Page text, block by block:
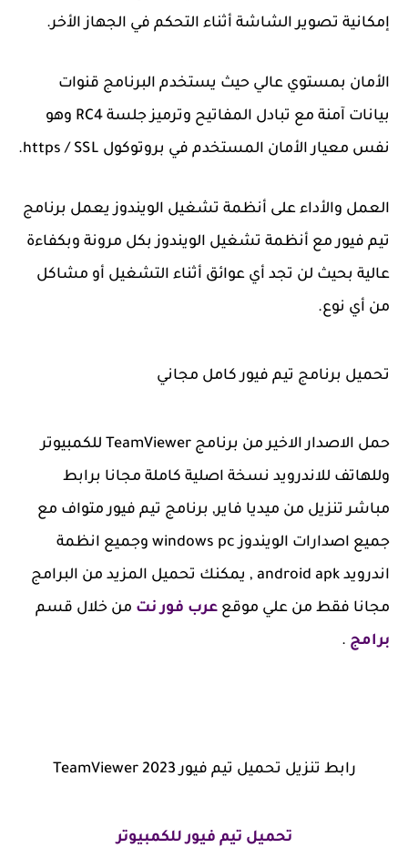
إمكانية تصوير الشاشة أثناء التحكم في الجهاز الأخر.
الأمان بمستوي عالي حيث يستخدم البرنامج قنوات
بيانات آمنة مع تبادل المفاتيح وترميز جلسة RC4 وهو
نفس معيار الأمان المستخدم في بروتوكول https / SSL.
العمل والأداء على أنظمة تشغيل الويندوز يعمل برنامج
تيم فيور مع أنظمة تشغيل الويندوز بكل مرونة وبكفاءة
عالية بحيث لن تجد أي عوائق أثناء التشغيل أو مشاكل
من أي نوع.
تحميل برنامج تيم فيور كامل مجاني
حمل الاصدار الاخير من برنامج TeamViewer للكمبيوتر
وللهاتف للاندرويد نسخة اصلية كاملة مجانا برابط
مباشر تنزيل من ميديا فاير, برنامج تيم فيور متواف مع
جميع اصدارات الويندوز windows pc وجميع انظمة
اندرويد android apk , يمكنك تحميل المزيد من البرامج
مجانا فقط من علي موقع عرب فور نت من خلال قسم
برامج .
رابط تنزيل تحميل تيم فيور TeamViewer 2023
تحميل تيم فيور للكمبيوتر